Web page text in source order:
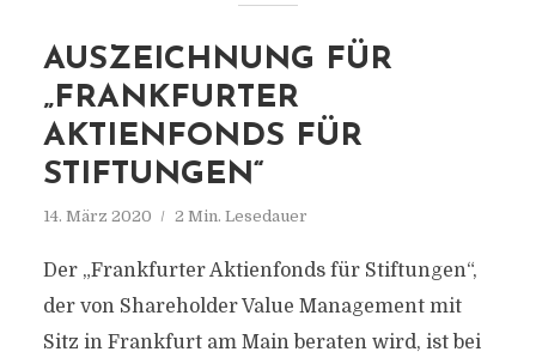
AUSZEICHNUNG FÜR
„FRANKFURTER
AKTIENFONDS FÜR
STIFTUNGEN“
14. März 2020 2 Min. Lesedauer
Der „Frankfurter Aktienfonds für Stiftungen“,
der von Shareholder Value Management mit
Sitz in Frankfurt am Main beraten wird, ist bei